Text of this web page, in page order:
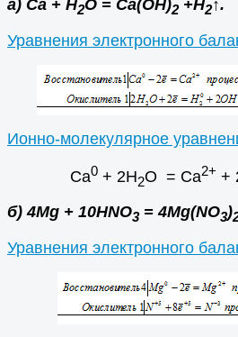
а) Са + Н2О = Са(ОН)2+Н2↑.
Уравнения электронного
Ионно-молекулярное
Ca0+ 2Н2О = Ca2+ +
б) 4Mg + 10HNO3= 4Mg(NO3)
Уравнения электронного